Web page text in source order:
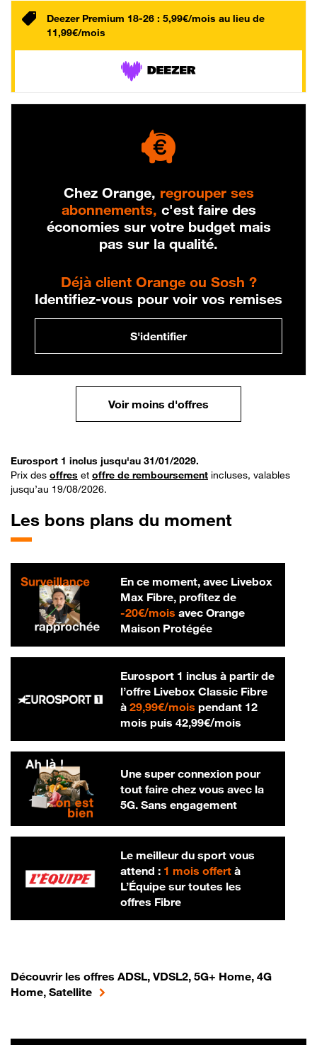
Deezer Premium 18-26 : 5,99€/mois au lieu de
11,99€/mois
Chez Orange, regrouper ses
abonnements, c'est faire des
économies sur votre budget mais
pas sur la qualité.
Déjà client Orange ou Sosh ?
Identifiez-vous pour voir vos remises
S'identifier
Voir moins d'offres
Eurosport 1 inclus jusqu'au 31/01/2029.
Prix des offres et offre de remboursement incluses, valables
jusqu’au 19/08/2026.
Les bons plans du moment
En ce moment, avec Livebox
Max Fibre, profitez de
-20€/mois20 € par mois
avec Orange
Maison Protégée
Eurosport 1 inclus à partir de
l’offre Livebox Classic Fibre
à 29,99€/mois29,99 € par mois
pendant 12
mois puis 42,99€/mois42,99 € par
Une super connexion pour
tout faire chez vous avec la
5G. Sans engagement
Le meilleur du sport vous
attend : 1 mois offertà
L’Équipe sur toutes les
offres Fibre
Découvrir les offres ADSL, VDSL2, 5G+ Home, 4G
Home, Satellite